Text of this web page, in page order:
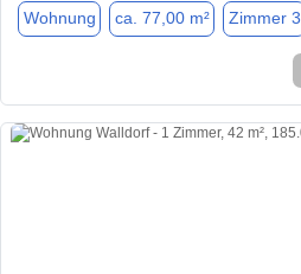
Wohnung ca. 77,00 m² Zimmer 3